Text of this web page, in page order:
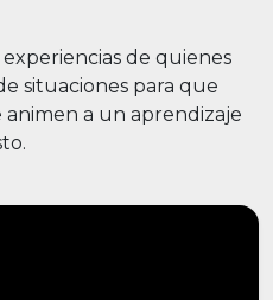
de quienes
situaciones para que
animen a un aprendizaje